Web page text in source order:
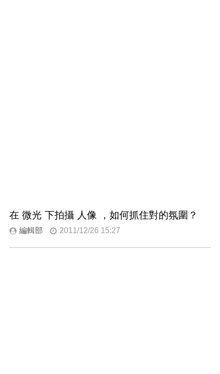
在 微光 下拍攝 人像 ，如何抓住對的氛圍？
編輯部 2011/12/26 15:27